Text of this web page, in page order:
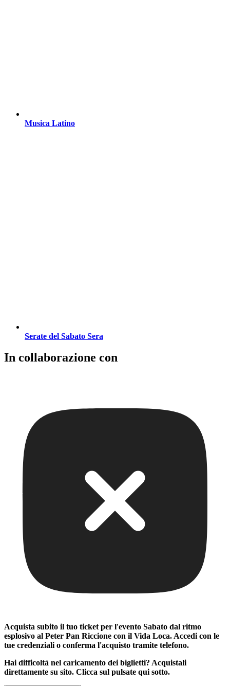
Musica Latino
Serate del Sabato Sera
In collaborazione con
Acquista subito il tuo ticket per l'evento Sabato dal ritmo
esplosivo al Peter Pan Riccione con il Vida Loca. Accedi con le
tue credenziali o conferma l'acquisto tramite telefono.
Hai difficoltà nel caricamento dei biglietti? Acquistali
direttamente su sito. Clicca sul pulsate qui sotto.